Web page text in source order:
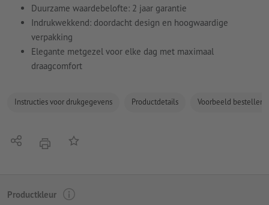
Duurzame waardebelofte: 2 jaar garantie
Indrukwekkend: doordacht design en hoogwaardige
verpakking
Elegante metgezel voor elke dag met maximaal
draagcomfort
Instructies voor drukgegevens Productdetails Voorbeeld bestellen
Delen afdrukkenOp de lijst
Productkleur